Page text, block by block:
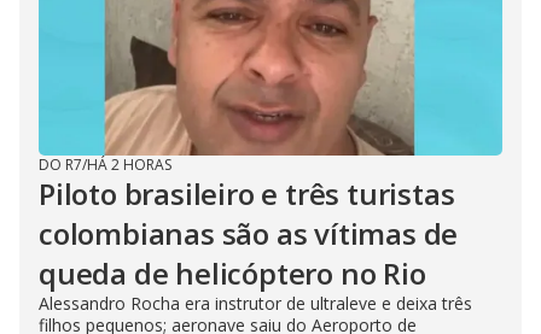
DO R7/HÁ 2 HORAS
Piloto brasileiro e três turistas
colombianas são as vítimas de
queda de helicóptero no Rio
Alessandro Rocha era instrutor de ultraleve e deixa três
filhos pequenos; aeronave saiu do Aeroporto de